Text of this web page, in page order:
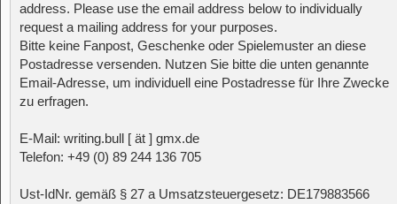
address. Please use the email address below to individually
request a mailing address for your purposes.
Bitte keine Fanpost, Geschenke oder Spielemuster an diese
Postadresse versenden. Nutzen Sie bitte die unten genannte
Email-Adresse, um individuell eine Postadresse für Ihre Zwecke
zu erfragen.
E-Mail: writing.bull [ ät ] gmx.de
Telefon: +49 (0) 89 244 136 705
Ust-IdNr. gemäß § 27 a Umsatzsteuergesetz: DE179883566